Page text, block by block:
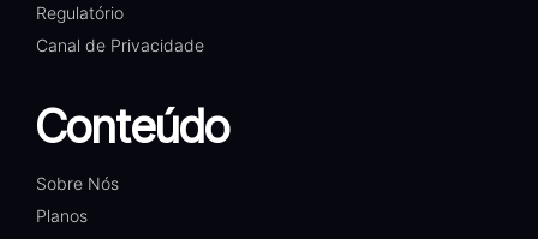
Regulatório
Canal de Privacidade
Conteúdo
Sobre Nós
Planos